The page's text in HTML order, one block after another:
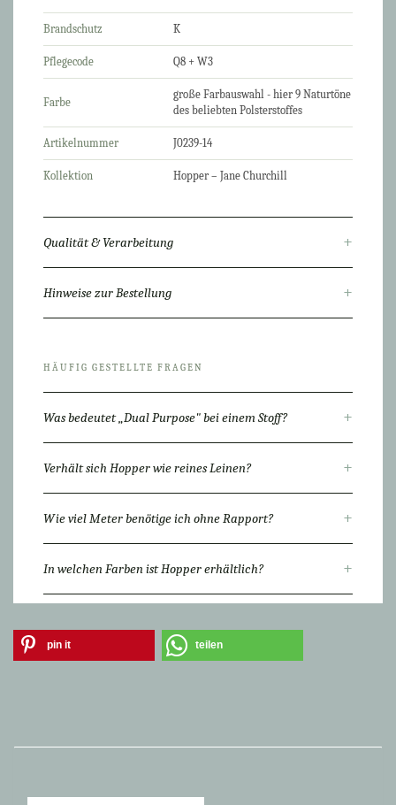
Brandschutz K
Pflegecode Q8 + W3
Farbe
große Farbauswahl - hier 9 Naturtöne
des beliebten Polsterstoffes
Artikelnummer J0239-14
Kollektion Hopper – Jane Churchill
Qualität & Verarbeitung +
Hinweise zur Bestellung +
HÄUFIG GESTELLTE FRAGEN
Was bedeutet „Dual Purpose" bei einem Stoff? +
Verhält sich Hopper wie reines Leinen? +
Wie viel Meter benötige ich ohne Rapport? +
In welchen Farben ist Hopper erhältlich? +
pin it teilen